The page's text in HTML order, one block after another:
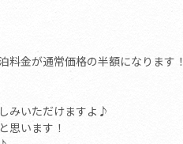
料金が通常価格の半額になります！
みいただけますよ♪
思います！